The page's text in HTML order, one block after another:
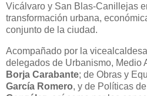
Vicálvaro y San Blas-Canillejas
transformación urbana,
conjunto de la ciudad.
Acompañado por la
delegados de Urbanismo, Medio
Borja Carabante; de Obras y
García Romero, y de Políticas